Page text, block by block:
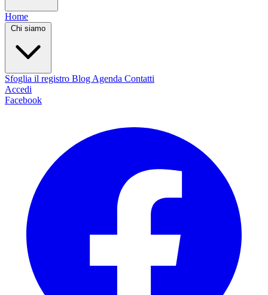
Home
Chi siamo
Sfoglia il registro Blog Agenda Contatti
Accedi
Facebook